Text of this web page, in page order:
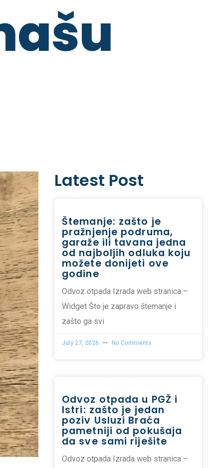
Latest Post
Štemanje: zašto je
pražnjenje podruma,
garaže ili tavana jedna
od najboljih odluka koju
možete donijeti ove
godine
Odvoz otpada Izrada web stranica –
Widget Što je zapravo štemanje i
zašto ga svi
July 27, 2026 No Comments
Odvoz otpada u PGŽ i
Istri: zašto je jedan
poziv Usluzi Braća
pametniji od pokušaja
da sve sami riješite
Odvoz otpada Izrada web stranica –